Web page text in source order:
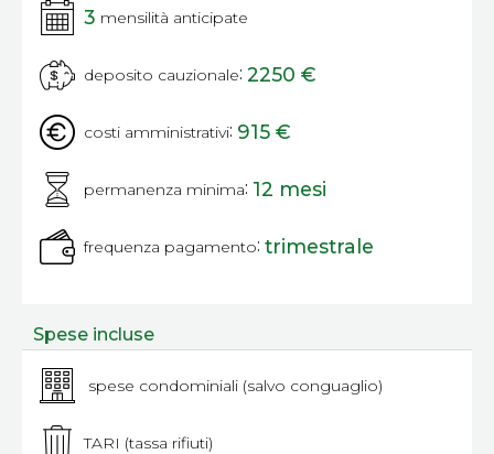
3 mensilità anticipate
deposito cauzionale: 2250 €
costi amministrativi: 915 €
permanenza minima: 12 mesi
frequenza pagamento: trimestrale
Spese incluse
spese condominiali (salvo conguaglio)
TARI (tassa rifiuti)